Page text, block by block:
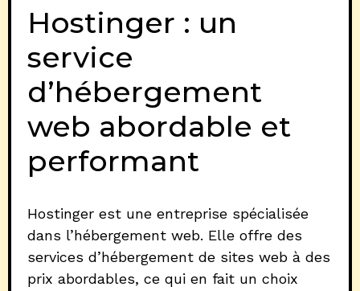
Hostinger : un
service
d’hébergement
web abordable et
performant
Hostinger est une entreprise spécialisée
dans l’hébergement web. Elle offre des
services d’hébergement de sites web à des
prix abordables, ce qui en fait un choix